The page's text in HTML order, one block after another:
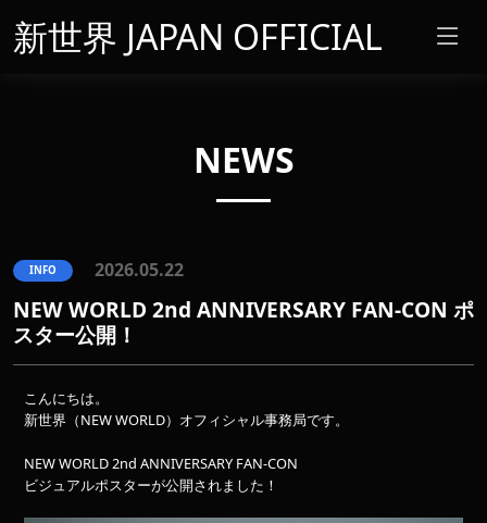
新世界 JAPAN OFFICIAL
NEWS
INFO 2026.05.22
NEW WORLD 2nd ANNIVERSARY FAN-CON ポ
スター公開！
こんにちは。
新世界（NEW WORLD）オフィシャル事務局です。
NEW WORLD 2nd ANNIVERSARY FAN-CON
ビジュアルポスターが公開されました！